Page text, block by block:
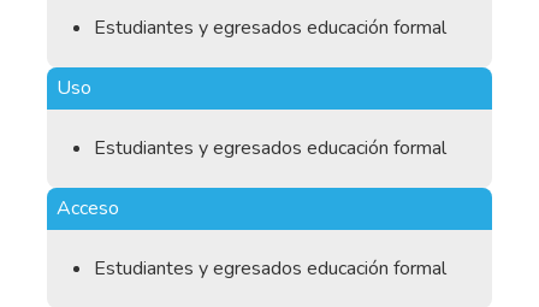
Estudiantes y egresados educación formal
Uso
Estudiantes y egresados educación formal
Acceso
Estudiantes y egresados educación formal